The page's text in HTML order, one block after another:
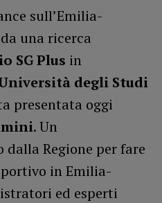
sull’Emilia-
una ricerca
SG Plus in
degli Studi
presentata oggi
. Un
Regione per fare
in Emilia-
ed esperti